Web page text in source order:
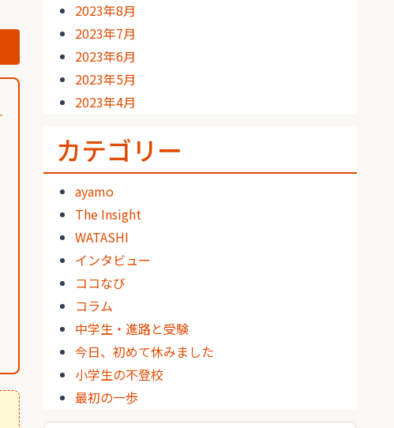
2023年8月
2023年7月
2023年6月
2023年5月
2023年4月
カテゴリー
ayamo
The Insight
WATASHI
インタビュー
ココなび
コラム
中学生・進路と受験
今日、初めて休みました
小学生の不登校
最初の一歩